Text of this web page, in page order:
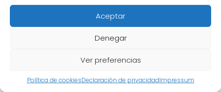
Aceptar
Denegar
Ver preferencias
Política de cookiesDeclaración de privacidadImpressum
adversidades.
Contenido relacionado:
El misterio de la ex de Krilin: ¿Cómo
se llama su antigua novia?